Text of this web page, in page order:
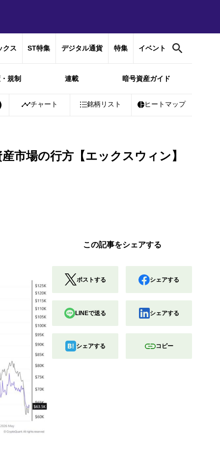
クス ST特集 デジタル通貨 特集 イベント
規制 連載 暗号資産ガイド
Bitcoin ￥10,240,302 +0.85% Ethereum ￥302,041
チャート 銘柄リスト ヒートマップ
市場の行方【エックスウィン】
この記事をシェアする
ポストする シェアする
LINEで送る シェアする
シェアする コピー